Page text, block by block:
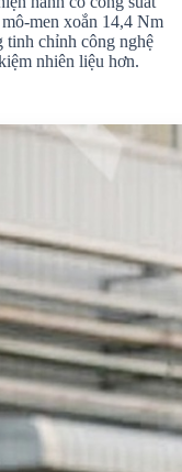
men xoắn 14,4 Nm
chỉnh công nghệ
nhiên liệu hơn.